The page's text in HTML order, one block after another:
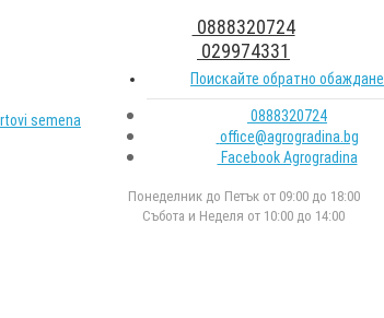
0888320724
029974331
Поискайте обратно обаждане
0888320724
office@agrogradina.bg
Facebook Agrogradina
Понеделник до Петък от 09:00 до 18:00
Събота и Неделя от 10:00 до 14:00